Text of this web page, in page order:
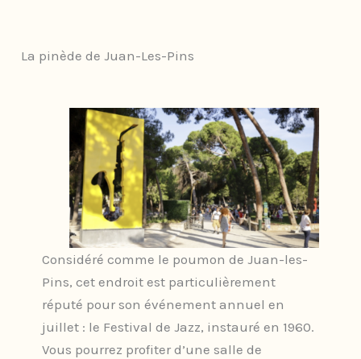
La pinède de Juan-Les-Pins
Considéré comme le poumon de Juan-les-
Pins, cet endroit est particulièrement
réputé pour son événement annuel en
juillet : le Festival de Jazz, instauré en 1960.
Vous pourrez profiter d’une salle de